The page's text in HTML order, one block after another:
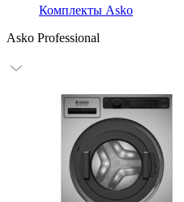
Комплекты Asko
Asko Professional